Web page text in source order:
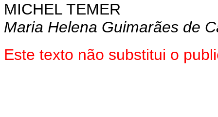
MICHEL TEMER
Maria Helena Guimarães de
Este texto não substitui o